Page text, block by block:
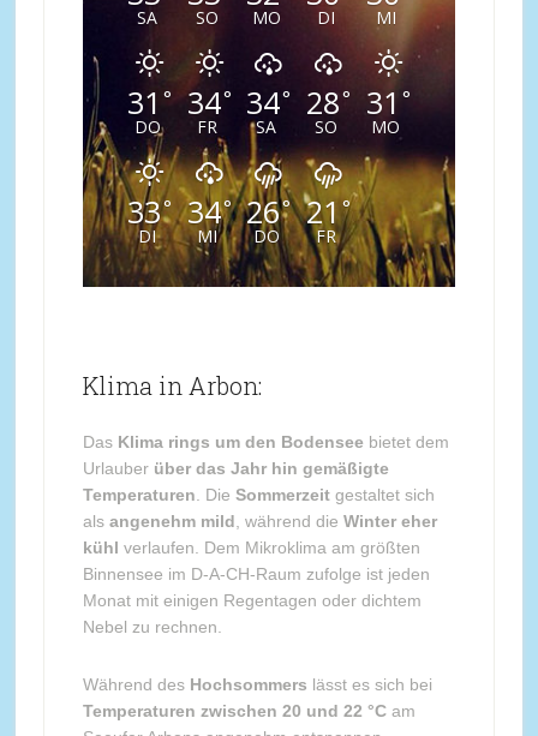
SA SO MO DI MI
31 °
DO
34°
FR
34°
SA
28°
SO
31°
MO
33°
DI
34°
MI
26°
DO
21°
FR
Klima in Arbon:
Das Klima rings um den Bodensee bietet dem
Urlauber über das Jahr hin gemäßigte
Temperaturen . Die Sommerzeitgestaltet sich
als angenehm mild , während die Winter eher
kühl verlaufen. Dem Mikroklima am größten
Binnensee im D-A-CH-Raum zufolge ist jeden
Monat mit einigen Regentagen oder dichtem
Nebel zu rechnen.
Während des Hochsommers lässt es sich bei
Temperaturen zwischen 20 und 22 °Cam